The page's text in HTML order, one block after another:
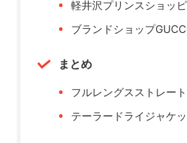
軽井沢プリンスショッ
ブランドショップ
まとめ
フルレングスストレー
テーラードライジャケッ